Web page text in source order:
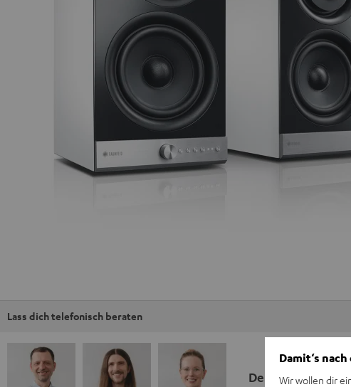
Lass dich telefonisch beraten
Deine
Damit‘s
Wir wollen dir